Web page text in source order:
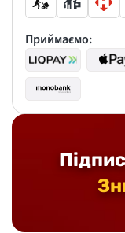
Приймаємо: